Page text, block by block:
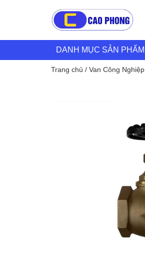
DANH MỤC SẢN PHẨM
Trang chủ / Van Công Nghiệp